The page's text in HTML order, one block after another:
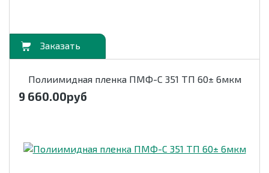
Полиимидная пленка ПМФ-С 351 ТП 60± 6мкм
9 660.00руб